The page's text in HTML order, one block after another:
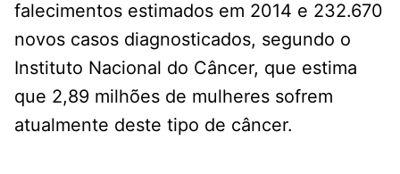
falecimentos estimados em 2014 e 232.670
novos casos diagnosticados, segundo o
Instituto Nacional do Câncer, que estima
que 2,89 milhões de mulheres sofrem
atualmente deste tipo de câncer.